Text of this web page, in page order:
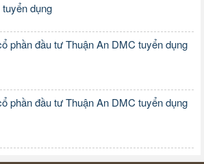
dụng
phần đầu tư Thuận An DMC tuyển dụng
phần đầu tư Thuận An DMC tuyển dụng